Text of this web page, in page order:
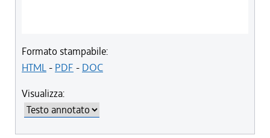
Formato stampabile:
HTML- PDF - DOC
Visualizza: